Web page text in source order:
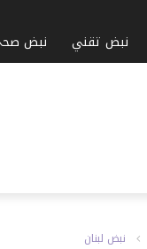
نبض تقني نبض
نبض لبنان